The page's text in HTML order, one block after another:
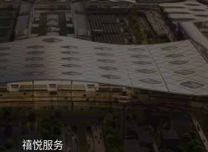
禧悦服务